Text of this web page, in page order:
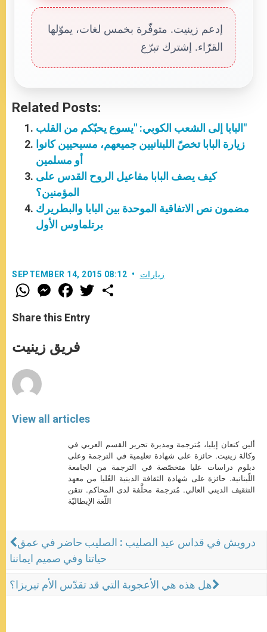
إدعم زينيت. متوفّرة بخمس لغات، يموّلها
القرّاء. إشترك تبرّع
Related Posts:
البابا إلى الشعب الكوبي: "يسوع يحبّكم من القلب"
زيارة البابا تخصّ اللبنانيين جميعهم، مسيحيين كانوا
أو مسلمين
كيف يصف البابا مفاعيل الروح القدس على
المؤمنين؟
مضمون نص الاتفاقية الموحدة بين البابا والبطريرك
برتلماوس الأول
SEPTEMBER 14, 2015 08:12 زيارات
W
h
t
s
p
p
M
e
s
e
g
e
F
a
e
b
o
k
w
Share this Entry
فريق زينيت
View all articles
ألين كنعان إيليا، مُترجمة ومديرة تحرير القسم العربي في
وكالة زينيت. حائزة على شهادة تعليمية في الترجمة وعلى
دبلوم دراسات عليا متخصّصة في الترجمة من الجامعة
اللّبنانية. حائزة على شهادة الثقافة الدينية العُليا من معهد
التثقيف الديني العالي. مُترجمة محلَّفة لدى المحاكم. تتقن
اللّغة الإيطاليّة
درويش في قداس عيد الصليب : الصليب حاضر في عمق
حياتنا وفي صميم ايماننا
هل هذه هي الأعجوبة التي قد تقدّس الأم تيريزا؟